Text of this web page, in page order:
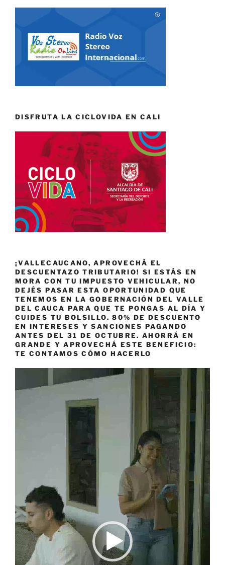
DISFRUTA LA CICLOVIDA EN CALI
¡VALLECAUCANO, APROVECHÁ EL
DESCUENTAZO TRIBUTARIO! SI ESTÁS EN
MORA CON TU IMPUESTO VEHICULAR, NO
DEJÉS PASAR ESTA OPORTUNIDAD QUE
TENEMOS EN LA GOBERNACIÓN DEL VALLE
DEL CAUCA PARA QUE TE PONGAS AL DÍA Y
CUIDES TU BOLSILLO. 80% DE DESCUENTO
EN INTERESES Y SANCIONES PAGANDO
ANTES DEL 31 DE OCTUBRE. AHORRÁ EN
GRANDE Y APROVECHÁ ESTE BENEFICIO:
TE CONTAMOS CÓMO HACERLO